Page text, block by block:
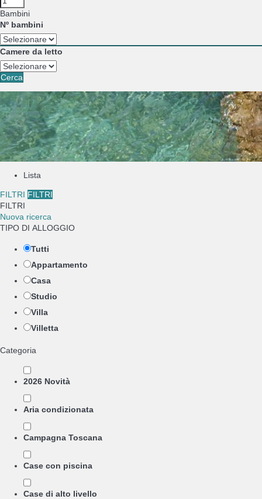
Bambini
Nº bambini
Camere da letto
Cerca
Lista
FILTRI FILTRI
FILTRI
Nuova ricerca
TIPO DI ALLOGGIO
Tutti
Appartamento
Casa
Studio
Villa
Villetta
Categoria
2026 Novità
Aria condizionata
Campagna Toscana
Case con piscina
Case di alto livello